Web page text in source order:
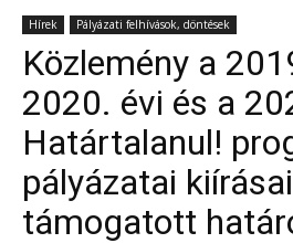
Hírek Pályázati felhívások, döntések
Közlemény a
2020. évi és a
Határtalanul!
pályázatai
támogatott